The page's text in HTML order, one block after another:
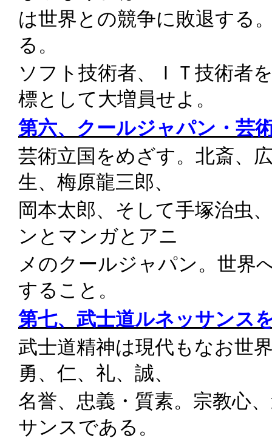
は世界との競争に敗退する
る。
ソフト技術者、ＩＴ技術者
標として大増員せよ。
第六、クールジャパン・芸
芸術立国をめざす。北斎、
生、梅原龍三郎、
岡本太郎、そして手塚治虫
ンとマンガとアニ
メのクールジャパン。世界
すること。
第七、武士道ルネッサンス
武士道精神は現代もなお世
勇、仁、礼、誠、
名誉、忠義・質素。宗教心
サンスである。